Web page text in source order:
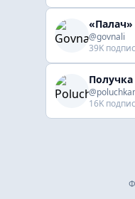
@govnali
39K
Получка
16K